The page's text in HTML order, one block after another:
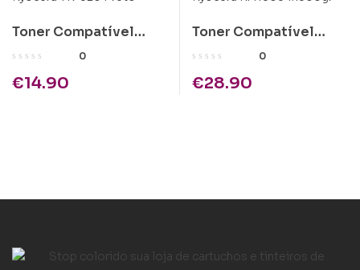
Toner Compatível
Kyocera TK-320 Preto
0
€14.90
Toner Compatível
Kyocera KM1505
0
€28.90